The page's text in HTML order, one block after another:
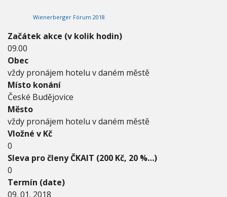
E
8
-
3
0
.
0
1
.
2
0
1
8
Wienerberger Fórum 2018
Začátek akce (v kolik hodin)
09.00
Obec
vždy pronájem hotelu v daném městě
Místo konání
České Budějovice
Město
vždy pronájem hotelu v daném městě
Vložné v Kč
0
Sleva pro členy ČKAIT (200 Kč, 20 %…)
0
Termín (date)
09. 01. 2018